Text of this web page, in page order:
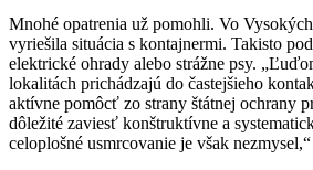
Mnohé opatrenia už pomohli. Vo
vyriešila situácia s kontajnermi. Takisto
elektrické ohrady alebo strážne psy.
lokalitách prichádzajú do častejšieho
aktívne pomôcť zo strany štátnej ochrany
dôležité zaviesť konštruktívne a
celoplošné usmrcovanie je však